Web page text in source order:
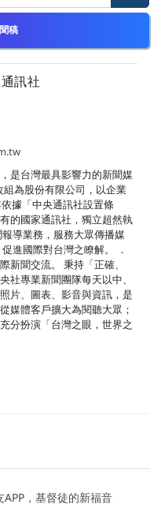
稿
訊社
是台灣最具影響力的新聞媒
為股份有限公司，以企業
據「中央通訊社設置條
的國家通訊社，獨立超然執
導業務，服務大眾傳播媒
進國際對台灣之瞭解。 ．
新聞交流。 秉持「正確、
社專業新聞團隊每天以中、
片、圖表、影音與資訊，是
媒體客戶擴大為閱聽大眾；
分扮演「台灣之眼，世界之
APP，基督徒的新福音